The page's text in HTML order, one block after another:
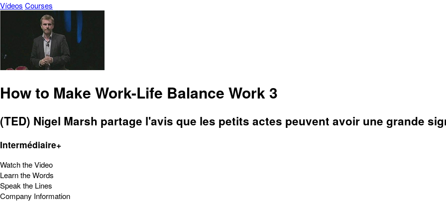
Vídeos Courses
How to Make Work-Life Balance Work 3
(TED) Nigel Marsh partage l'avis que les petits actes peuvent avoir une grande
Intermédiaire+
Watch the Video
Learn the Words
Speak the Lines
Company Information